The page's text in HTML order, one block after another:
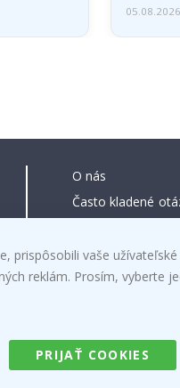
05.08.2026
O nás
Často kladené
Pokyny
Právo na zrušenie
prispôsobili vaše
reklám. Prosím,
PRIJAŤ COOKIES